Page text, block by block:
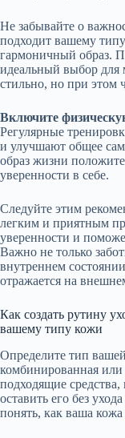
Не забывайте о
подходит вашему
гармоничный образ.
идеальный выбор для
стильно, но при этом
Включите
Регулярные
и улучшают общее
образ жизни
уверенности в себе.
Следуйте этим
легким и приятным
уверенности и
Важно не только
внутреннем
отражается на
Как создать рутину
вашему типу кожи
Определите тип
комбинированная или
подходящие
оставить его без
понять, как ваша кожа